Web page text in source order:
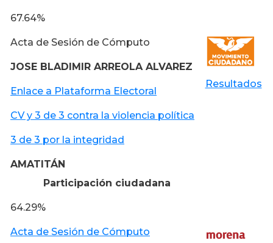
67.64%
Acta de Sesión de Cómputo
JOSE BLADIMIR ARREOLA ALVAREZ
Enlace a Plataforma Electoral
CV y 3 de 3 contra la violencia política
3 de 3 por la integridad
Resultados
AMATITÁN
Participación ciudadana
64.29%
Acta de Sesión de Cómputo